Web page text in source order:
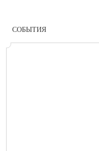
СОБЫТИЯ